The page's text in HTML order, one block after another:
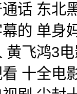
话 东北
的 单身
黄飞鸿3
十全电